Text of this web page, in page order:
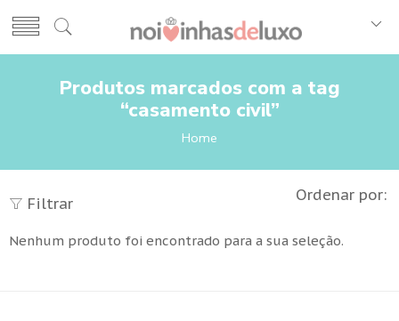
Produtos marcados com a tag
“casamento civil”
Home
Filtrar Ordenar por:
Nenhum produto foi encontrado para a sua seleção.